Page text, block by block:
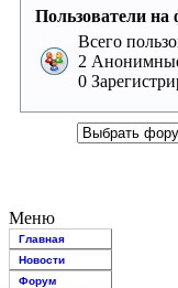
Пользователи
Всего
2
0
Меню
Главная
Новости
Форум